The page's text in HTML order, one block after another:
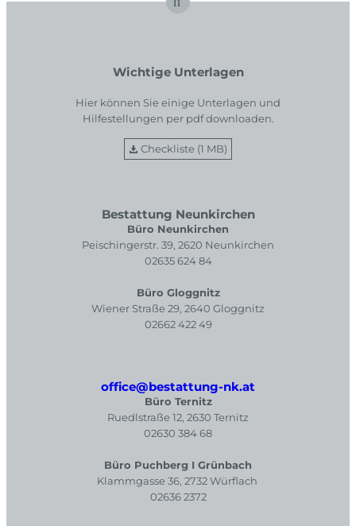
Wichtige Unterlagen
Hier können Sie einige Unterlagen und
Hilfestellungen per pdf downloaden.
Checkliste (1 MB)
Bestattung Neunkirchen
Büro Neunkirchen
Peischingerstr. 39, 2620 Neunkirchen
02635 624 84
Büro Gloggnitz
Wiener Straße 29, 2640 Gloggnitz
02662 422 49
office@bestattung-nk.at
Büro Ternitz
Ruedlstraße 12, 2630 Ternitz
02630 384 68
Büro Puchberg I Grünbach
Klammgasse 36, 2732 Würflach
02636 2372